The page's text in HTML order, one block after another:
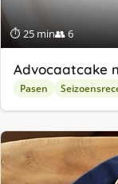
⏱ 25 min👥 6
Advocaatcake
Pasen